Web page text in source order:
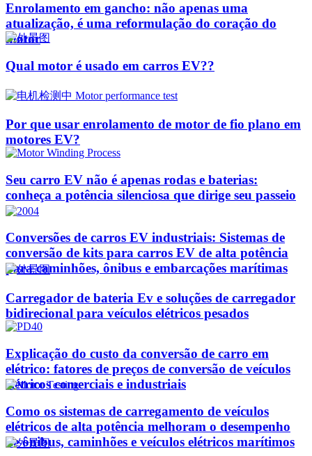
Enrolamento em gancho: não apenas uma
atualização, é uma reformulação do coração do
motor
Qual motor é usado em carros EV??
Por que usar enrolamento de motor de fio plano em
motores EV?
Seu carro EV não é apenas rodas e baterias:
conheça a potência silenciosa que dirige seu passeio
Conversões de carros EV industriais: Sistemas de
conversão de kits para carros EV de alta potência
para caminhões, ônibus e embarcações marítimas
Carregador de bateria Ev e soluções de carregador
bidirecional para veículos elétricos pesados
Explicação do custo da conversão de carro em
elétrico: fatores de preços de conversão de veículos
elétricos comerciais e industriais
Como os sistemas de carregamento de veículos
elétricos de alta potência melhoram o desempenho
de ônibus, caminhões e veículos elétricos marítimos